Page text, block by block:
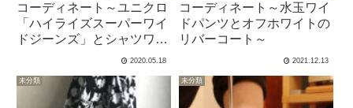
コーディネート～ユニクロ
「ハイライズスーパーワイ
ドジーンズ」とシャツワン
2020.05.18
コーディネート～水玉ワイ
ドパンツとオフホワイトの
リバーコート～
2021.12.13
未分類 未分類